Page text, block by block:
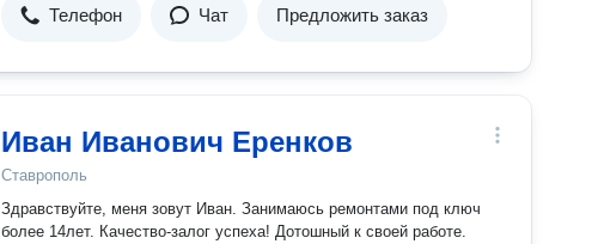
Телефон Чат Предложить заказ
Иван Иванович Еренков
Ставрополь
Здравствуйте, меня зовут Иван. Занимаюсь ремонтами под ключ
более 14лет. Качество-залог успеха! Дотошный к своей работе.